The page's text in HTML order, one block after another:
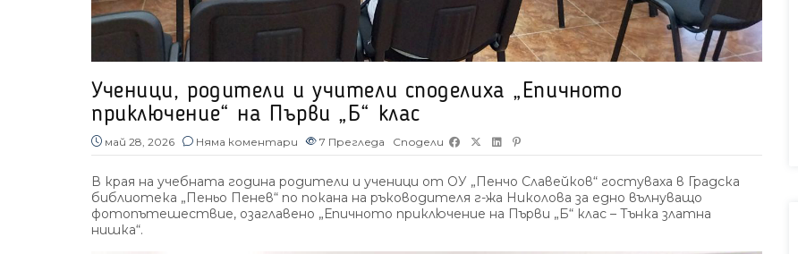
Ученици, родители и учители споделиха „Епичното
приключение“ на Първи „Б“ клас
май 28, 2026 Няма коментари 7 Прегледа Сподели
В края на учебната година родители и ученици от ОУ „Пенчо Славейков“ гостуваха в Градска
библиотека „Пеньо Пенев“ по покана на ръководителя г-жа Николова за едно вълнуващо
фотопътешествие, озаглавено „Епичното приключение на Първи „Б“ клас – Тънка златна
нишка“.